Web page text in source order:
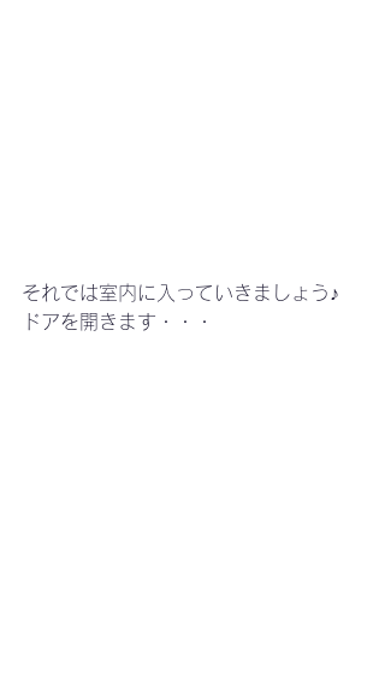
それでは室内に入っていきましょう♪
ドアを開きます・・・